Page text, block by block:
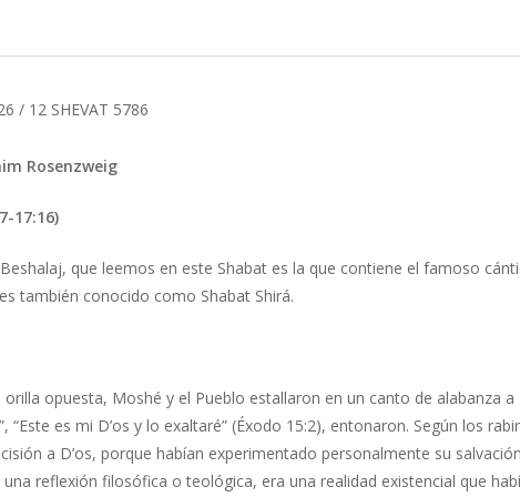
/ 12 SHEVAT 5786
Rosenzweig
17:16)
que leemos en este Shabat es la que contiene el famoso
también conocido como Shabat Shirá.
orilla opuesta, Moshé y el Pueblo estallaron en un canto de alabanza
“Este es mi D’os y lo exaltaré” (Éxodo 15:2), entonaron. Según los
a D’os, porque habían experimentado personalmente su
reflexión filosófica o teológica, era una realidad existencial que